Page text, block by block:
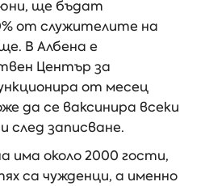
ще бъдат
от служителите на
В Албена е
Център за
от месец
да се ваксинира всеки
след записване.
има около 2000 гости,
са чужденци, а именно